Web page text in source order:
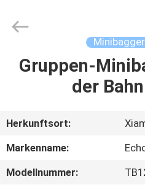
HAUS
ÜBER
UNS
Rights
Gruppen-
der
Herkunftsort:
Markenname:
Modellnummer: